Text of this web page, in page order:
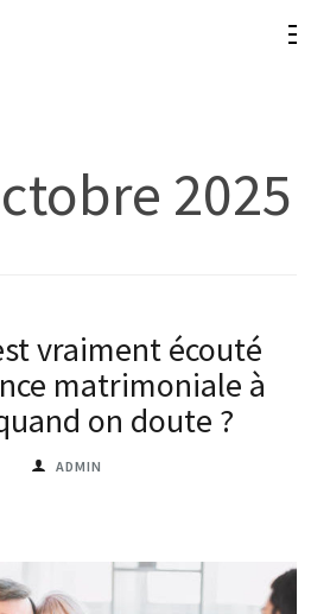
2025
vraiment écouté
matrimoniale à
on doute ?
ADMIN